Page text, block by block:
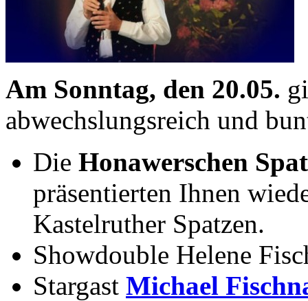
Am Sonntag, den 20.05.
abwechslungsreich und
Die Honawerschen
präsentierten Ihnen
Kastelruther Spatzen.
Showdouble Helene
Stargast Michael